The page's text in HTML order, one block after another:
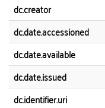
dc.creator
dc.date.accessioned
dc.date.available
dc.date.issued
dc.identifier.uri